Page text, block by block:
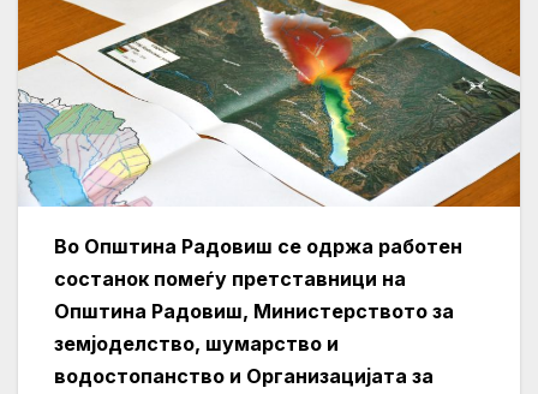
Во Општина Радовиш се одржа работен
состанок помеѓу претставници на
Општина Радовиш, Министерството за
земјоделство, шумарство и
водостопанство и Организацијата за